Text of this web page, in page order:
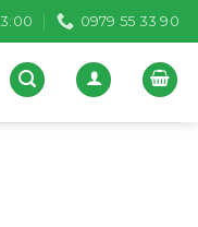
0979 55 33 90